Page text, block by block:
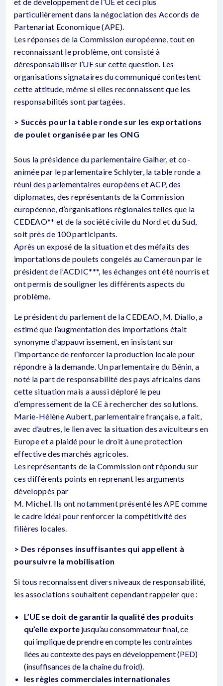
particulièrement dans la négociation des Accords de
Partenariat Economique (APE).
Les réponses de la Commission européenne, tout en
reconnaissant le problème, ont consisté à
déresponsabiliser l’UE sur cette question. Les
organisations signataires du communiqué contestent
cette attitude, même si elles reconnaissent que les
responsabilités sont partagées.
> Succès pour la table ronde sur les exportations
de poulet organisée par les ONG
Sous la présidence du parlementaire Galher, et co-
animée par le parlementaire Schlyter, la table ronde a
réuni des parlementaires européens et ACP, des
diplomates, des représentants de la Commission
européenne, d’organisations régionales telles que la
CEDEAO** et de la société civile du Nord et du Sud,
soit près de 100 participants.
Après un exposé de la situation et des méfaits des
importations de poulets congelés au Cameroun par le
président de l’ACDIC***, les échanges ont été nourris et
ont permis de souligner les différents aspects du
problème.
Le président du parlement de la CEDEAO, M. Diallo, a
estimé que l’augmentation des importations était
synonyme d’appauvrissement, en insistant sur
l’importance de renforcer la production locale pour
répondre à la demande. Un parlementaire du Bénin, a
noté la part de responsabilité des pays africains dans
cette situation mais a aussi déploré le peu
d’empressement de la CE à rechercher des solutions.
Marie-Hélène Aubert, parlementaire française, a fait,
avec d’autres, le lien avec la situation des aviculteurs en
Europe et a plaidé pour le droit à une protection
effective des marchés agricoles.
Les représentants de la Commission ont répondu sur
ces différents points en reprenant les arguments
développés par
M. Michel. Ils ont notamment présenté les APE comme
le cadre idéal pour renforcer la compétitivité des
filières locales.
> Des réponses insuffisantes qui appellent à
poursuivre la mobilisation
Si tous reconnaissent divers niveaux de responsabilité,
les associations souhaitent cependant rappeler que :
L’UE se doit de garantir la qualité des produits
qu’elle exporte jusqu’au consommateur final, ce
qui implique de prendre en compte les contraintes
liées au contexte des pays en développement (PED)
(insuffisances de la chaîne du froid).
les règles commerciales internationales